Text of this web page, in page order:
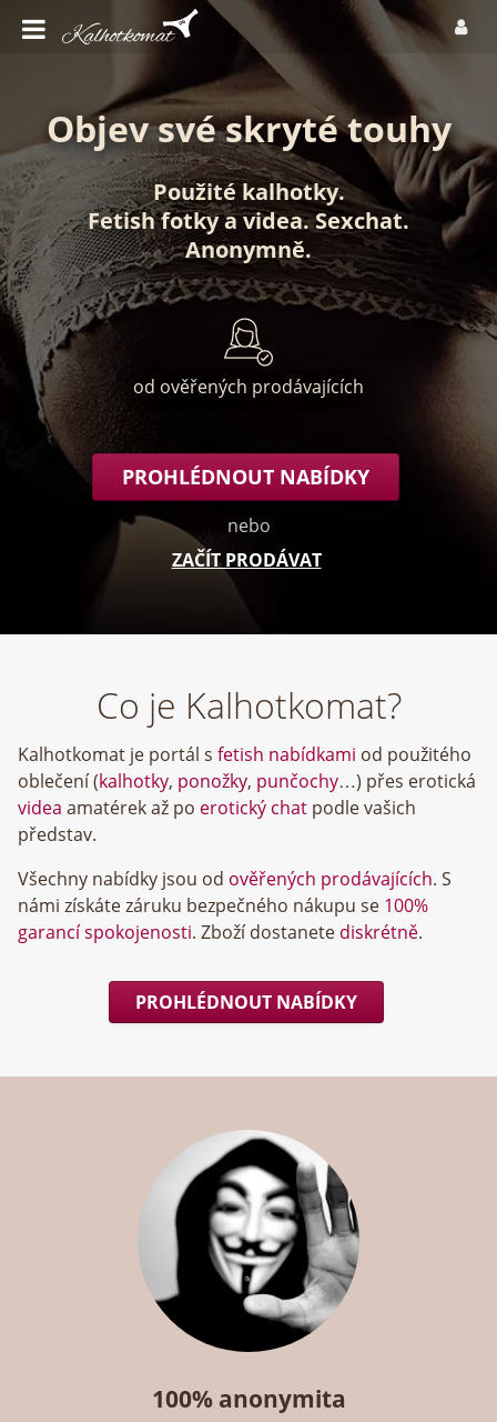
Objev své skryté touhy
Použité kalhotky.
Fetish fotkyavidea.Sexchat.
Anonymně.
od ověřených prodávajících
PROHLÉDNOUT NABÍDKY
nebo
ZAČÍT PRODÁVAT
Co je Kalhotkomat?
Kalhotkomat je portál s fetish nabídkami od použitého
oblečení (kalhotky, ponožky, punčochy…) přes erotická
videa amatérek až po erotický chat podle vašich
představ.
Všechny nabídky jsou od ověřených prodávajících. S
námi získáte záruku bezpečného nákupu se 100%
garancí spokojenosti. Zboží dostanete diskrétně.
PROHLÉDNOUT NABÍDKY
100% anonymita